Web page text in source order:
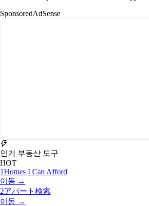
SponsoredAdSense
인기 부동산 도구
HOT
1Homes I Can Afford
이동 →
2アパート検索
이동 →